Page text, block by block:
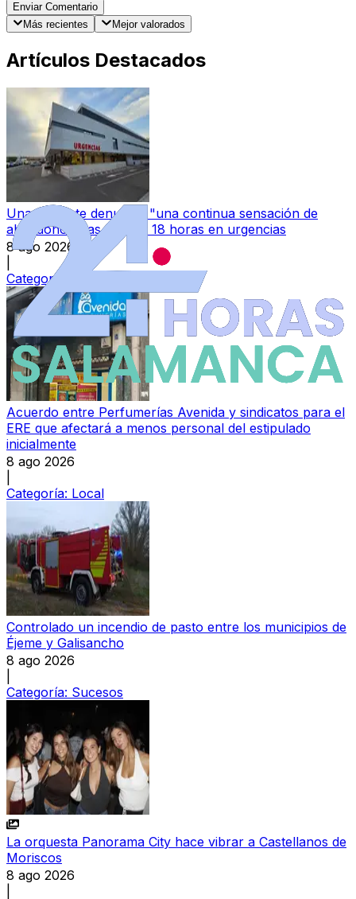
Enviar Comentario
Más recientes
Mejor valorados
Artículos Destacados
Una paciente denuncia "una continua sensación de
abandono" tras más de 18 horas en urgencias
8 ago 2026
Categoría:
Acuerdo entre Perfumerías Avenida y sindicatos para el
ERE que afectará a menos personal del estipulado
inicialmente
8 ago 2026
Categoría: Local
Controlado un incendio de pasto entre los municipios de
Éjeme y Galisancho
8 ago 2026
Categoría: Sucesos
La orquesta Panorama City hace vibrar a Castellanos de
Moriscos
8 ago 2026